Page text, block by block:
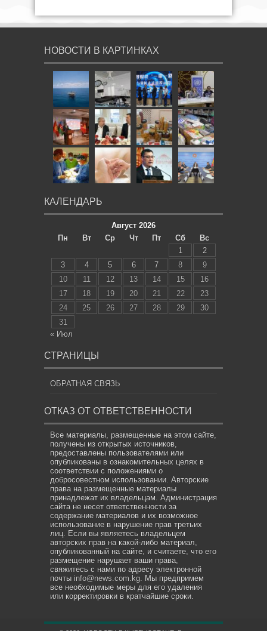
НОВОСТИ В КАРТИНКАХ
КАЛЕНДАРЬ
Август 2026
Пн
Вт Ср Чт Пт Сб
Вс
1
2
3
4 5 6 7 8
9
10
11 12 13 14 15
16
17
18 19 20 21 22
23
24
25 26 27 28 29
30
31
« Июл
СТРАНИЦЫ
ОБРАТНАЯ СВЯЗЬ
ОТКАЗ ОТ ОТВЕТСТВЕННОСТИ
Все материалы, размещенные на этом сайте,
получены из открытых источников,
предоставлены пользователями или
опубликованы в ознакомительных целях в
соответствии с положениями о
добросовестном использовании. Авторские
права на размещенные материалы
принадлежат их владельцам. Администрация
сайта не несет ответственности за
содержание материалов и их возможное
использование в нарушение прав третьих
лиц. Если вы являетесь владельцем
авторских прав на какой-либо материал,
опубликованный на сайте, и считаете, что его
размещение нарушает ваши права,
свяжитесь с нами по адресу электронной
почты info@news.com.kg. Мы предпримем
все необходимые меры для его удаления
или корректировки в кратчайшие сроки.